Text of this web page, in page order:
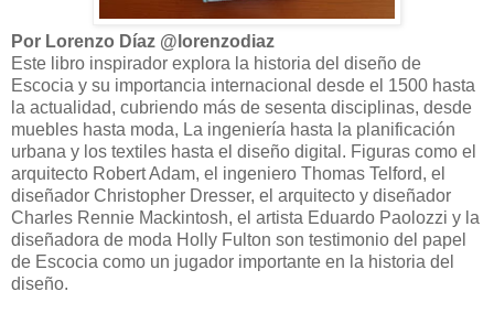
Por Lorenzo Díaz @lorenzodiaz
Este libro inspirador explora la historia del diseño de
Escocia y su importancia internacional desde el 1500 hasta
la actualidad, cubriendo más de sesenta disciplinas, desde
muebles hasta moda, La ingeniería hasta la planificación
urbana y los textiles hasta el diseño digital. Figuras como el
arquitecto Robert Adam, el ingeniero Thomas Telford, el
diseñador Christopher Dresser, el arquitecto y diseñador
Charles Rennie Mackintosh, el artista Eduardo Paolozzi y la
diseñadora de moda Holly Fulton son testimonio del papel
de Escocia como un jugador importante en la historia del
diseño.